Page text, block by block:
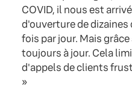
COVID, il nous est
d'ouverture de
fois par jour. Mais
toujours à jour. Cela
d'appels de clients
»